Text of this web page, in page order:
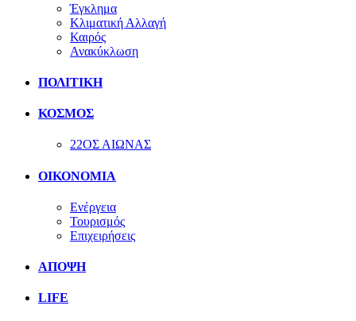
Έγκλημα
Κλιματική Αλλαγή
Καιρός
Ανακύκλωση
ΠΟΛΙΤΙΚΗ
ΚΟΣΜΟΣ
22ΟΣ ΑΙΩΝΑΣ
ΟΙΚΟΝΟΜΙΑ
Ενέργεια
Τουρισμός
Επιχειρήσεις
ΑΠΟΨΗ
LIFE